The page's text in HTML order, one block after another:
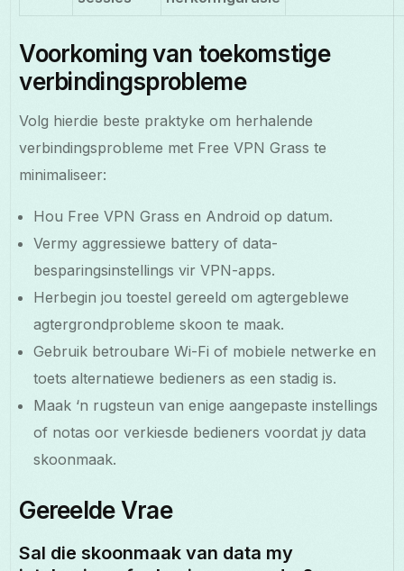
Voorkoming van toekomstige
verbindingsprobleme
Volg hierdie beste praktyke om herhalende
verbindingsprobleme met Free VPN Grass te
minimaliseer:
Hou Free VPN Grass en Android op datum.
Vermy aggressiewe battery of data-
besparingsinstellings vir VPN-apps.
Herbegin jou toestel gereeld om agtergeblewe
agtergrondprobleme skoon te maak.
Gebruik betroubare Wi-Fi of mobiele netwerke en
toets alternatiewe bedieners as een stadig is.
Maak ‘n rugsteun van enige aangepaste instellings
of notas oor verkiesde bedieners voordat jy data
skoonmaak.
Gereelde Vrae
Sal die skoonmaak van data my